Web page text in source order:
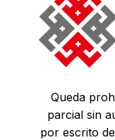
Queda
parcial sin
por escrito